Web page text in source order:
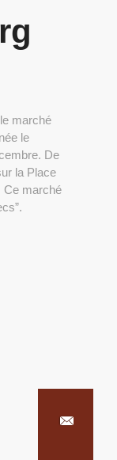
marché
le
De
la Place
Ce marché